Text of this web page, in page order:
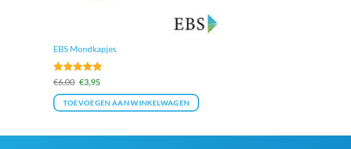
EBS Mondkapjes
Gewaardeerd
€6,00 Oorspronkelijke
prijs
was:
€6,00.
€3,95Huidige
is:
€3,95.
TOEVOEGEN AAN WINKELWAGEN